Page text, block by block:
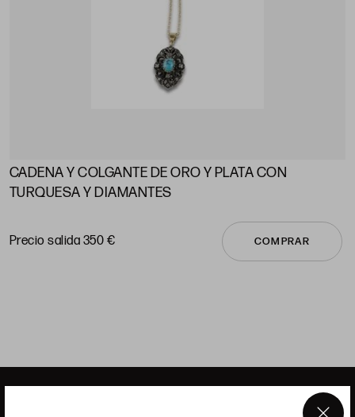
CADENA Y COLGANTE DE ORO Y PLATA CON
TURQUESA Y DIAMANTES
Precio salida 350 € COMPRAR